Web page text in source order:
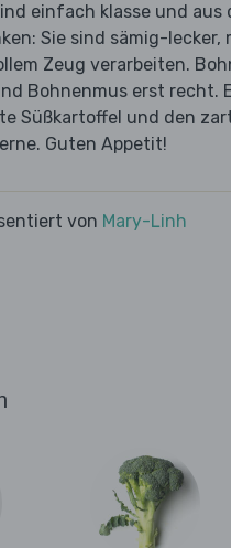
einfach klasse und
Sie sind sämig-
Zeug verarbeiten.
Bohnenmus erst
Süßkartoffel und den
Guten Appetit!
von Mary-Linh